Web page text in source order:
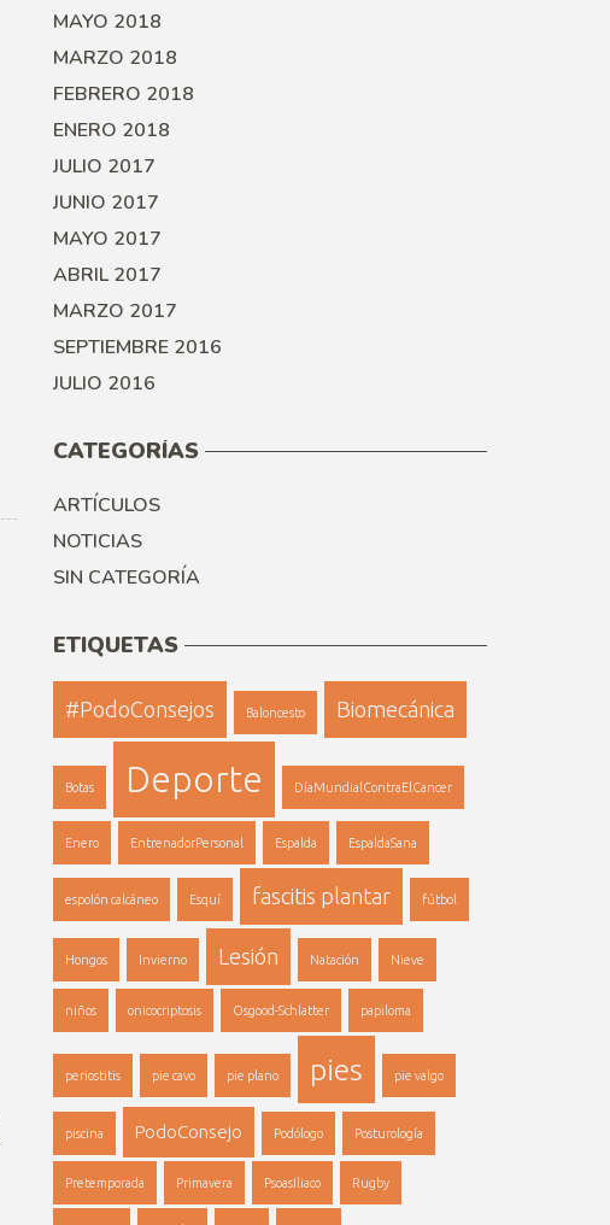
MAYO 2018
MARZO 2018
FEBRERO 2018
ENERO 2018
JULIO 2017
JUNIO 2017
MAYO 2017
ABRIL 2017
MARZO 2017
SEPTIEMBRE 2016
JULIO 2016
CATEGORÍAS
ARTÍCULOS
NOTICIAS
SIN CATEGORÍA
ETIQUETAS
#PodoConsejos Baloncesto Biomecánica
Botas Deporte DíaMundialContraElCancer
Enero EntrenadorPersonal Espalda EspaldaSana
espolón calcáneo Esquí fascitis plantar fútbol
Hongos Invierno Lesión Natación Nieve
niños onicocriptosis Osgood-Schlatter papiloma
periostitis pie cavo pie plano pies pie valgo
piscina PodoConsejo Podólogo Posturología
Pretemporada Primavera PsoasIliaco Rugby